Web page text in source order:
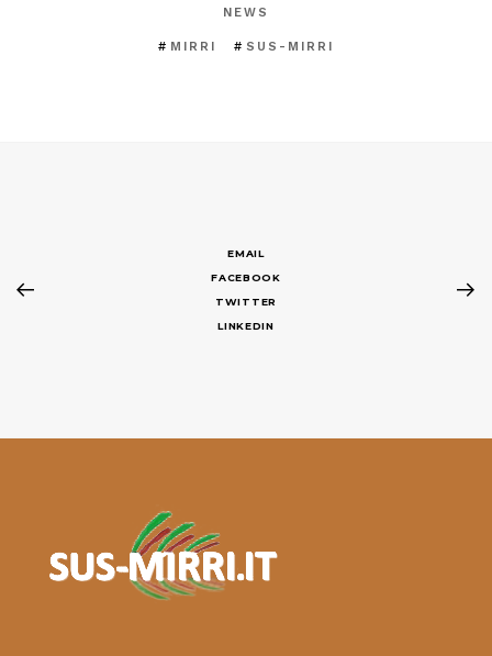
NEWS
MIRRI SUS-MIRRI
EMAIL
FACEBOOK
TWITTER
LINKEDIN